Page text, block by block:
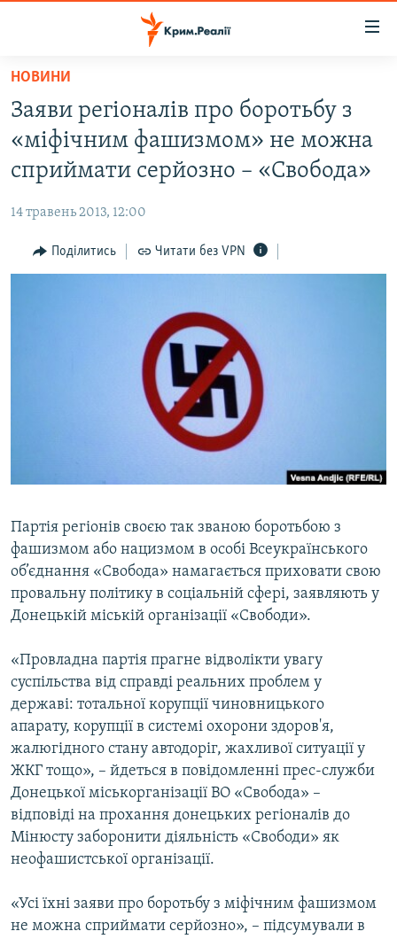
Перейти
основного
матеріалу
Перейти
до
основної
навігації
Перейти
до
ВОДА.КРИМ
ВІДЕО ТА ФОТО
БЛОГИ
ПОГЛЯД
ЯК ОБІЙТИ БЛОКУВАННЯ
Усі сайти RFE/RL
НОВИНИ
Заяви регіоналів про боротьбу з
«міфічним фашизмом» не можна
сприймати серйозно – «Свобода»
14 травень 2013, 12:00
Поділитись Читати без VPN
Партія регіонів своєю так званою боротьбою з
фашизмом або нацизмом в особі Всеукраїнського
об’єднання «Свобода» намагається приховати свою
провальну політику в соціальній сфері, заявляють у
Донецькій міській організації «Свободи».
«Провладна партія прагне відволікти увагу
суспільства від справді реальних проблем у
державі: тотальної корупції чиновницького
апарату, корупції в системі охорони здоров'я,
жалюгідного стану автодоріг, жахливої ситуації у
ЖКГ тощо», – йдеться в повідомленні прес-служби
Донецької міськорганізації ВО «Свобода» –
відповіді на прохання донецьких регіоналів до
Мінюсту заборонити діяльність «Свободи» як
неофашистської організації.
«Усі їхні заяви про боротьбу з міфічним фашизмом
не можна сприймати серйозно», – підсумували в